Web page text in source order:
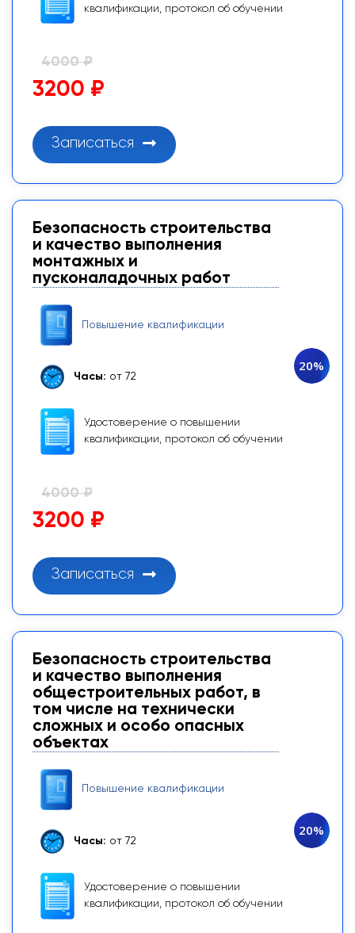
квалификации, протокол об обучении
4000 ₽
3200 ₽
Записаться
Безопасность строительства
и качество выполнения
монтажных и
пусконаладочных работ
Повышение квалификации
Часы: от 72
Удостоверение о повышении
квалификации, протокол об обучении
20%
4000 ₽
3200 ₽
Записаться
Безопасность строительства
и качество выполнения
общестроительных работ, в
том числе на технически
сложных и особо опасных
объектах
Повышение квалификации
Часы: от 72
Удостоверение о повышении
квалификации, протокол об обучении
20%